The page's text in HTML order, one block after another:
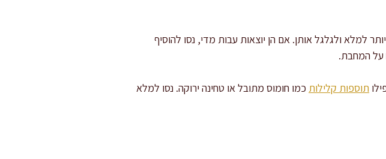
למלא ולגלגל אותן. אם הן יוצאות עבות מדי, נסו להוסיף
תוספות קלילות כמו חומוס מתובל או טחינה ירוקה. נסו למלא